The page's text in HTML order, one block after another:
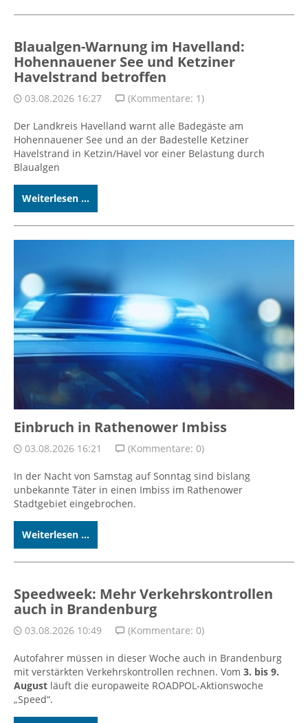
Blaualgen-Warnung im Havelland:
Hohennauener See und Ketziner
Havelstrand betroffen
03.08.2026 16:27 (Kommentare: 1)
Der Landkreis Havelland warnt alle Badegäste am
Hohennauener See und an der Badestelle Ketziner
Havelstrand in Ketzin/Havel vor einer Belastung durch
Blaualgen
Weiterlesen ...
Einbruch in Rathenower Imbiss
03.08.2026 16:21 (Kommentare: 0)
In der Nacht von Samstag auf Sonntag sind bislang
unbekannte Täter in einen Imbiss im Rathenower
Stadtgebiet eingebrochen.
Weiterlesen ...
Speedweek: Mehr Verkehrskontrollen
auch in Brandenburg
03.08.2026 10:49 (Kommentare: 0)
Autofahrer müssen in dieser Woche auch in Brandenburg
mit verstärkten Verkehrskontrollen rechnen. Vom 3. bis 9.
August läuft die europaweite ROADPOL-Aktionswoche
„Speed“.